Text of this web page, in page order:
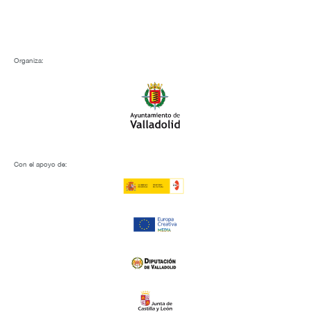
Organiza:
Con el apoyo de: